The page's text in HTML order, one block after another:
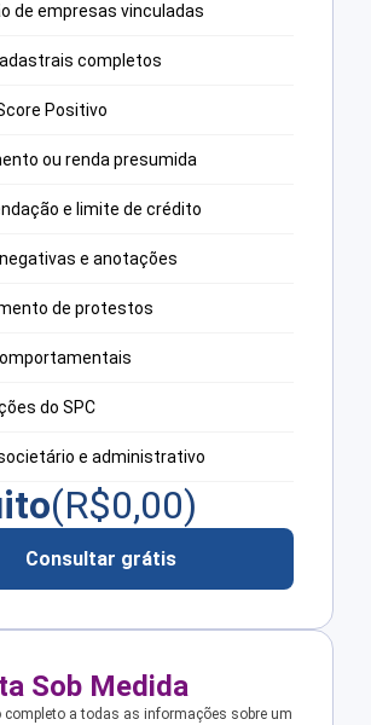
de empresas vinculadas
completos
Positivo
ou renda presumida
e limite de crédito
negativas e anotações
de protestos
do SPC
e administrativo
(R$0,00)
Consultar grátis
Sob Medida
completo a todas as informações sobre um